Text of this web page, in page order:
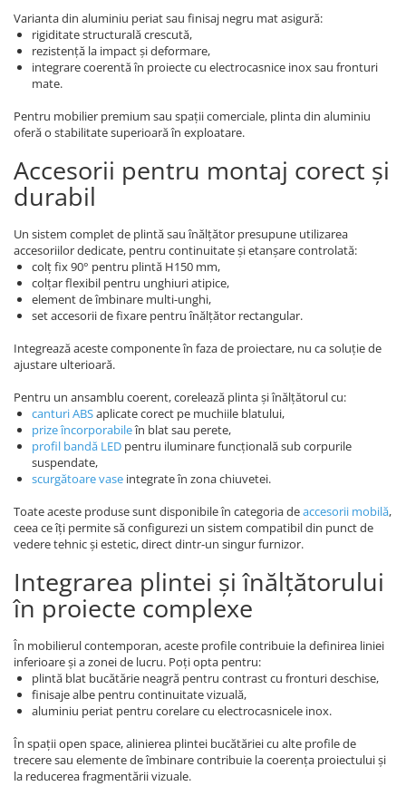
Varianta din aluminiu periat sau finisaj negru mat asigură:
rigiditate structurală crescută,
rezistență la impact și deformare,
integrare coerentă în proiecte cu electrocasnice inox sau fronturi
mate.
Pentru mobilier premium sau spații comerciale, plinta din aluminiu
oferă o stabilitate superioară în exploatare.
Accesorii pentru montaj corect și
durabil
Un sistem complet de plintă sau înălțător presupune utilizarea
accesoriilor dedicate, pentru continuitate și etanșare controlată:
colț fix 90° pentru plintă H150 mm,
colțar flexibil pentru unghiuri atipice,
element de îmbinare multi-unghi,
set accesorii de fixare pentru înălțător rectangular.
Integrează aceste componente în faza de proiectare, nu ca soluție de
ajustare ulterioară.
Pentru un ansamblu coerent, corelează plinta și înălțătorul cu:
canturi ABSaplicate corect pe muchiile blatului,
prize încorporabileîn blat sau perete,
profil bandă LED pentru iluminare funcțională sub corpurile
suspendate,
scurgătoare vase integrate în zona chiuvetei.
Toate aceste produse sunt disponibile în categoria deaccesorii mobilă,
ceea ce îți permite să configurezi un sistem compatibil din punct de
vedere tehnic și estetic, direct dintr-un singur furnizor.
Integrarea plintei și înălțătorului
în proiecte complexe
În mobilierul contemporan, aceste profile contribuie la definirea liniei
inferioare și a zonei de lucru. Poți opta pentru:
plintă blat bucătărie neagră pentru contrast cu fronturi deschise,
finisaje albe pentru continuitate vizuală,
aluminiu periat pentru corelare cu electrocasnicele inox.
În spații open space, alinierea plintei bucătăriei cu alte profile de
trecere sau elemente de îmbinare contribuie la coerența proiectului și
la reducerea fragmentării vizuale.